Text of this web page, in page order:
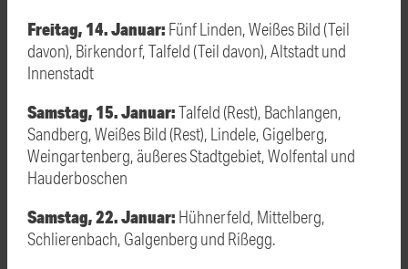
Freitag, 14. Januar: Fünf Linden, Weißes Bild (Teil
davon), Birkendorf,Talfeld (Teil davon), Altstadt und
Innenstadt
Samstag, 15. Januar:Talfeld (Rest), Bachlangen,
Sandberg, Weißes Bild (Rest), Lindele, Gigelberg,
Weingartenberg, äußeres Stadtgebiet, Wolfental und
Hauderboschen
Samstag, 22. Januar: Hühnerfeld, Mittelberg,
Schlierenbach, Galgenberg und Rißegg.